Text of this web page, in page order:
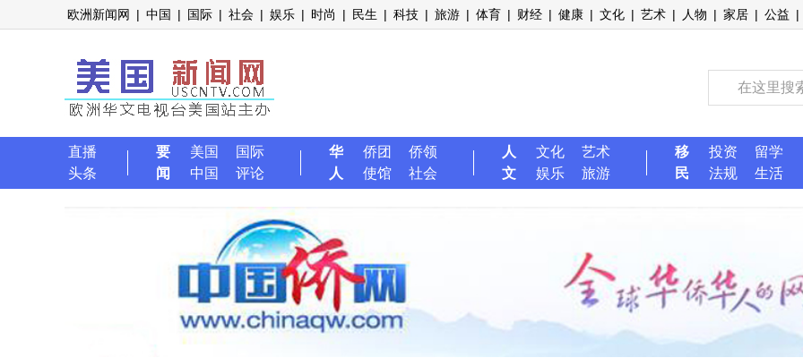
欧洲新闻网 | 中国 | 国际 | 社会 | 娱乐 | 时尚 | 民生 | 科技 | 旅游 | 体育 | 财经 | 健康 | 文化 | 艺术 | 人物 | 家居 | 公益 |
直播
头条
要
闻
美国
国际
中国
评论
华
人
侨团
侨领
使馆
社会
人
文
文化
艺术
娱乐
旅游
移
民
投资
留学
法规
生活